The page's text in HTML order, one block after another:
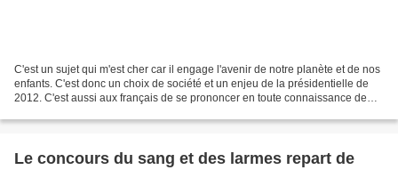
C'est un sujet qui m'est cher car il engage l'avenir de notre planète et de nos
enfants. C'est donc un choix de société et un enjeu de la présidentielle de
2012. C'est aussi aux français de se prononcer en toute connaissance de
Le concours du sang et des larmes repart de